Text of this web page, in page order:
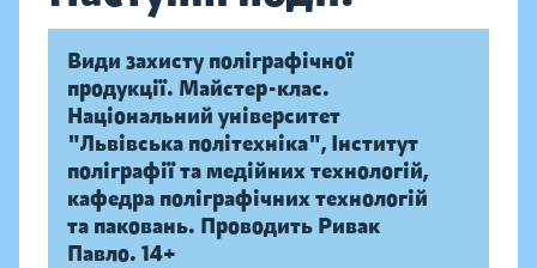
Види захисту поліграфічної
продукції. Майстер-клас.
Національний університет
"Львівська політехніка", Інститут
поліграфії та медійних технологій,
кафедра поліграфічних технологій
та паковань. Проводить Ривак
Павло. 14+